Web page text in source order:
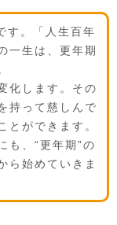
す。「人生百年
一生は、更年期
化します。その
持って慈しんで
とができます。
も、“更年期”の
ら始めていきま